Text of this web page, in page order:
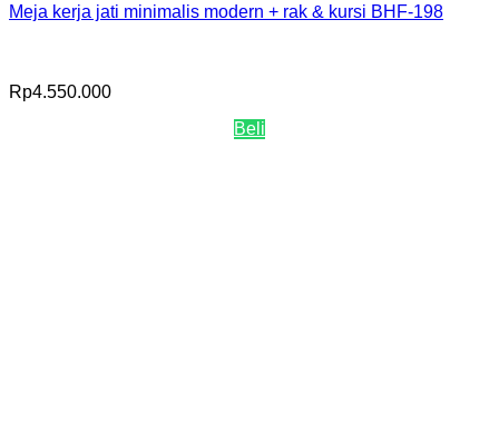
Meja kerja jati minimalis modern + rak & kursi BHF-198
Rp4.550.000
Beli